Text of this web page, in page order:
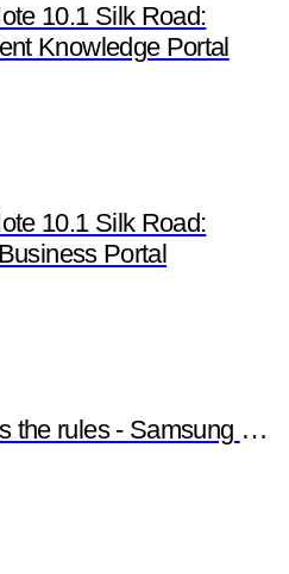
10.1 Silk Road:
Knowledge Portal
10.1 Silk Road:
Portal
Samsung GALAXY NotePRO